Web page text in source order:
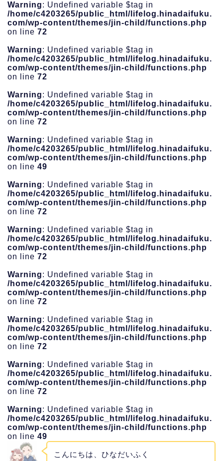
Warning: Undefined variable $tag in
/home/c4203265/public_html/lifelog.hinadaifuku.
com/wp-content/themes/jin-child/functions.php
on line 72
Warning: Undefined variable $tag in
/home/c4203265/public_html/lifelog.hinadaifuku.
com/wp-content/themes/jin-child/functions.php
on line 72
Warning: Undefined variable $tag in
/home/c4203265/public_html/lifelog.hinadaifuku.
com/wp-content/themes/jin-child/functions.php
on line 72
Warning: Undefined variable $tag in
/home/c4203265/public_html/lifelog.hinadaifuku.
com/wp-content/themes/jin-child/functions.php
on line 49
Warning: Undefined variable $tag in
/home/c4203265/public_html/lifelog.hinadaifuku.
com/wp-content/themes/jin-child/functions.php
on line 72
Warning: Undefined variable $tag in
/home/c4203265/public_html/lifelog.hinadaifuku.
com/wp-content/themes/jin-child/functions.php
on line 72
Warning: Undefined variable $tag in
/home/c4203265/public_html/lifelog.hinadaifuku.
com/wp-content/themes/jin-child/functions.php
on line 72
Warning: Undefined variable $tag in
/home/c4203265/public_html/lifelog.hinadaifuku.
com/wp-content/themes/jin-child/functions.php
on line 72
Warning: Undefined variable $tag in
/home/c4203265/public_html/lifelog.hinadaifuku.
com/wp-content/themes/jin-child/functions.php
on line 72
Warning: Undefined variable $tag in
/home/c4203265/public_html/lifelog.hinadaifuku.
com/wp-content/themes/jin-child/functions.php
on line 49
こんにちは、ひなだいふく